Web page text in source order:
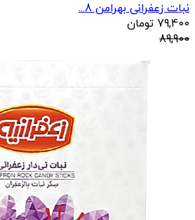
نبات زعفرانی بهرامن 8...
79,400 تومان
89,900